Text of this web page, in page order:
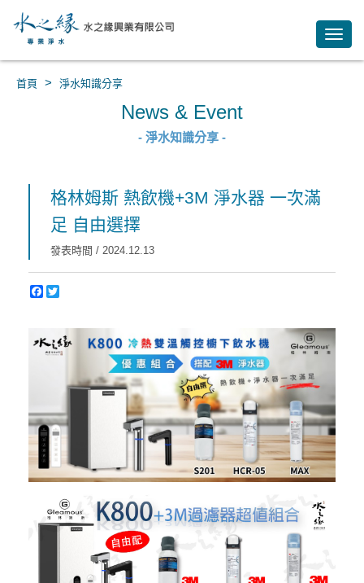
首頁 > 淨水知識分享
News & Event
- 淨水知識分享 -
格林姆斯 熱飲機+3M 淨水器 一次滿
足 自由選擇
發表時間 / 2024.12.13